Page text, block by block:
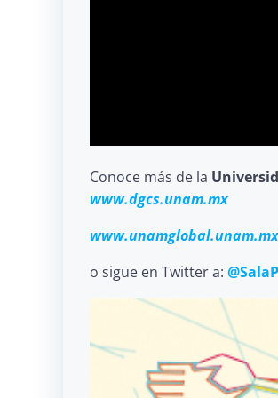
Conoce más de la
www.dgcs.unam.mx
www.unamglobal.unam.mx
o sigue en Twitter a: